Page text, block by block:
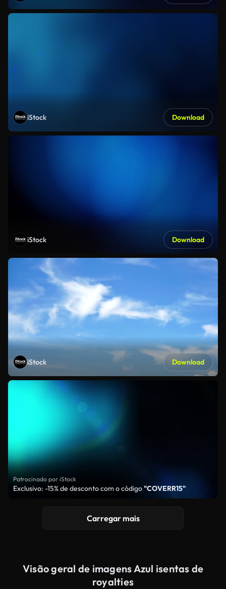
iStock Download
iStock Download
iStock Download
Patrocinado por iStock
Exclusivo: -15% de desconto com o código"COVERR15"
Carregar mais
Visão geral de imagens Azul isentas de
royalties